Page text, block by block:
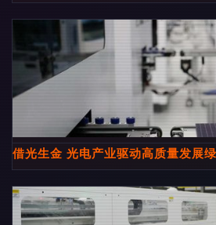
借光生金 光电产业驱动高质量发展